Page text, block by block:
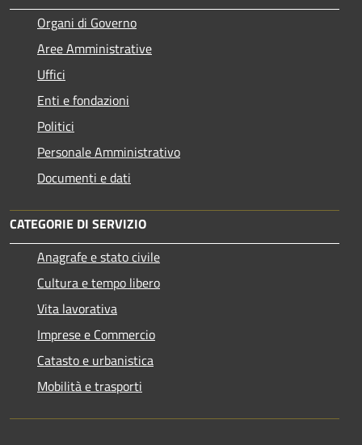
Organi di Governo
Aree Amministrative
Uffici
Enti e fondazioni
Politici
Personale Amministrativo
Documenti e dati
CATEGORIE DI SERVIZIO
Anagrafe e stato civile
Cultura e tempo libero
Vita lavorativa
Imprese e Commercio
Catasto e urbanistica
Mobilità e trasporti